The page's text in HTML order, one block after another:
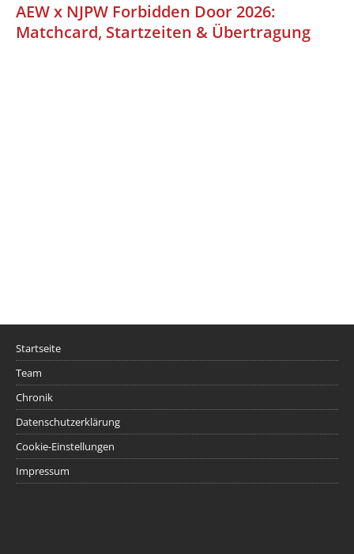
AEW x NJPW Forbidden Door 2026:
Matchcard, Startzeiten & Übertragung
Startseite
Team
Chronik
Datenschutzerklärung
Cookie-Einstellungen
Impressum